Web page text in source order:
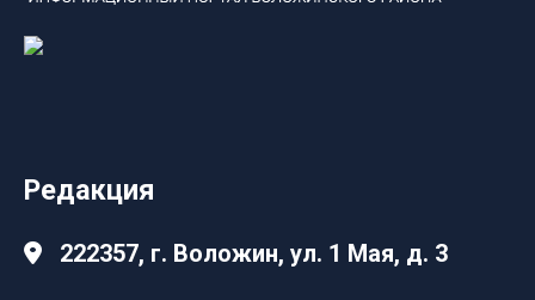
Редакция
222357, г. Воложин, ул. 1 Мая, д. 3